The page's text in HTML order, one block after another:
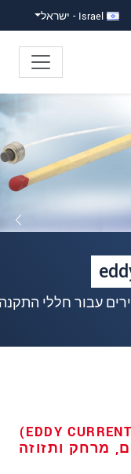
Israel - ישראל
חיישנים אינדוקטיביים (EDDY CURRENT)
מרחק ותזוזה